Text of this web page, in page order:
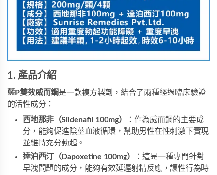
1. 產品介紹
藍P雙效威而鋼是一款複方製劑，結合了兩種經過臨床驗證
的活性成分：
西地那非（Sildenafil 100mg）
：作為威而鋼的主要成
分，能夠促進陰莖血液循環，幫助男性在性刺激下實現
並維持充分勃起。
達泊西汀（Dapoxetine 100mg）
：這是一種專門針對
早洩問題的成分，能夠有效延遲射精反應，讓性行為時